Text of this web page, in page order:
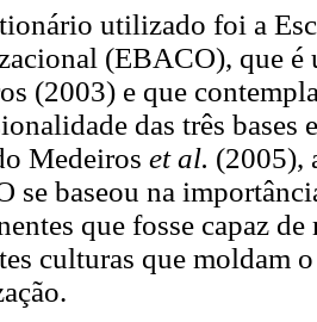
utilizado foi a
(EBACO), que é
(2003) e que
das três
Medeiros et al. (2005),
se baseou na
que fosse capaz
culturas que moldam